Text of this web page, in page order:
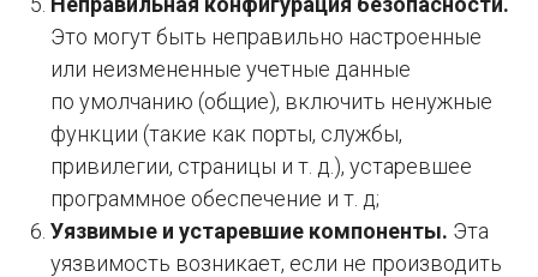
Это могут быть неправильно настроенные
или неизмененные учетные данные
по умолчанию (общие), включить ненужные
функции (такие как порты, службы,
привилегии, страницы и т. д.), устаревшее
программное обеспечение и т. д;
Уязвимые и устаревшие компоненты. Эта
уязвимость возникает, если не производить